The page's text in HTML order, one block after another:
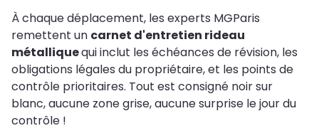
À chaque déplacement, les experts MGParis
remettent un carnet d'entretien rideau
métalliquequi inclut les échéances de révision, les
obligations légales du propriétaire, et les points de
contrôle prioritaires. Tout est consigné noir sur
blanc, aucune zone grise, aucune surprise le jour du
contrôle !